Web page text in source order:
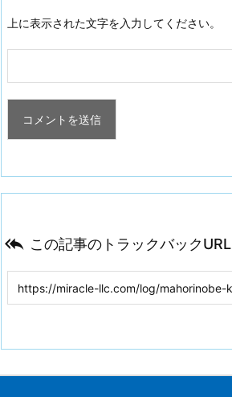
上に表示された文字を入力してください。
 この記事のトラックバックURL